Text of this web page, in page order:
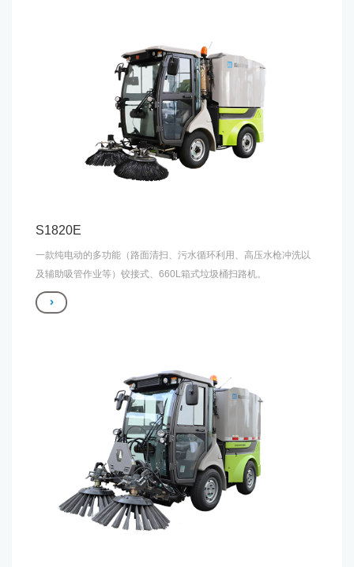
S1820E
一款纯电动的多功能（路面清扫、污水循环利用、高压水枪冲洗以
及辅助吸管作业等）铰接式、660L箱式垃圾桶扫路机。